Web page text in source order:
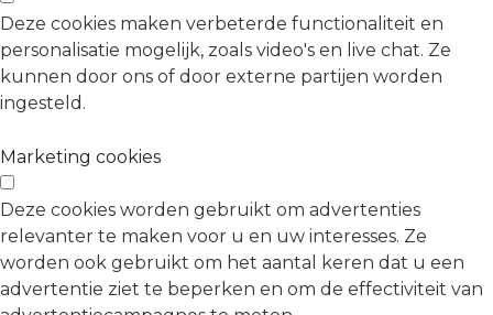
Deze cookies maken verbeterde functionaliteit en
personalisatie mogelijk, zoals video's en live chat. Ze
kunnen door ons of door externe partijen worden
ingesteld.
Marketing cookies
Deze cookies worden gebruikt om advertenties
relevanter te maken voor u en uw interesses. Ze
worden ook gebruikt om het aantal keren dat u een
advertentie ziet te beperken en om de effectiviteit van